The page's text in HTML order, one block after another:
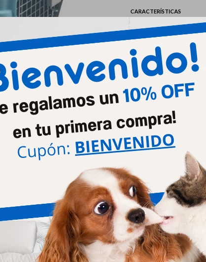
CARACTERÍSTICAS
Mascota
Productos que te pueden interesar